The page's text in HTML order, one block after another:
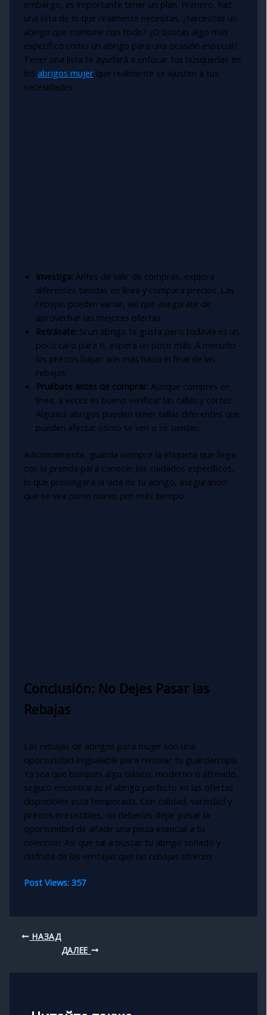
embargo, es importante tener un plan. Primero, haz
una lista de lo que realmente necesitas. ¿Necesitas un
abrigo que combine con todo? ¿O buscas algo más
específico como un abrigo para una ocasión especial?
Tener una lista te ayudará a enfocar tus búsquedas en
los abrigos mujerque realmente se ajusten a tus
necesidades.
Investiga:Antes de salir de compras, explora
diferentes tiendas en línea y compara precios. Las
rebajas pueden variar, así que asegúrate de
aprovechar las mejores ofertas.
Retrásate:Si un abrigo te gusta pero todavía es un
poco caro para ti, espera un poco más. A menudo
los precios bajan aún más hacia el final de las
rebajas.
Pruébate antes de comprar:Aunque compres en
línea, a veces es bueno verificar las tallas y cortes.
Algunos abrigos pueden tener tallas diferentes que
pueden afectar cómo se ven o se sienten.
Adicionalmente, guarda siempre la etiqueta que llega
con la prenda para conocer los cuidados específicos,
lo que prolongará la vida de tu abrigo, asegurando
que se vea como nuevo por más tiempo.
Conclusión: No Dejes Pasar las
Rebajas
Las rebajas de abrigos para mujer son una
oportunidad inigualable para renovar tu guardarropa.
Ya sea que busques algo clásico, moderno o atrevido,
seguro encontrarás el abrigo perfecto en las ofertas
disponibles esta temporada. Con calidad, variedad y
precios irresistibles, no deberías dejar pasar la
oportunidad de añadir una pieza esencial a tu
colección. Así que sal a buscar tu abrigo soñado y
disfruta de las ventajas que las rebajas ofrecen.
Post Views: 357
НАЗАД
ДАЛЕЕ